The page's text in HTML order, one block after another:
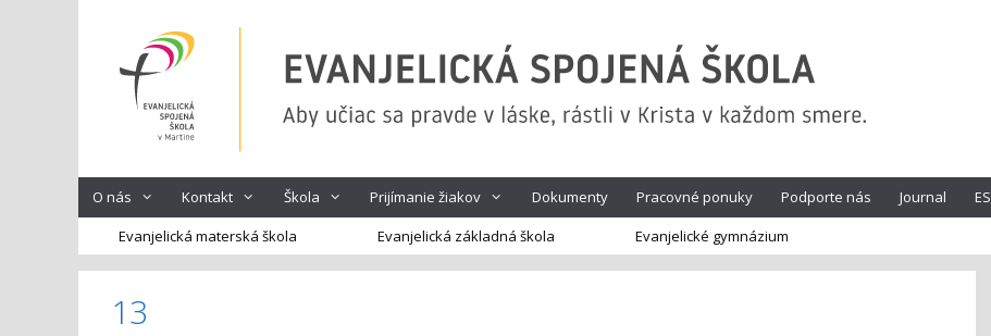
O nás Kontakt Škola Prijímanie žiakov Dokumenty Pracovné ponuky Podporte nás Journal
Evanjelická materská škola
Evanjelická základná škola Evanjelické gymnázium
13